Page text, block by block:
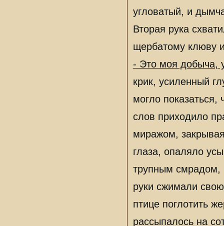
угловатый, и
Вторая рука
щербатому клюву
- Это моя добыча,
крик, усиленный
могло
слов приходило
миражом,
глаза, опаляло
трупным смрадом,
руки сжимали
птице поглотить
рассыпалось на